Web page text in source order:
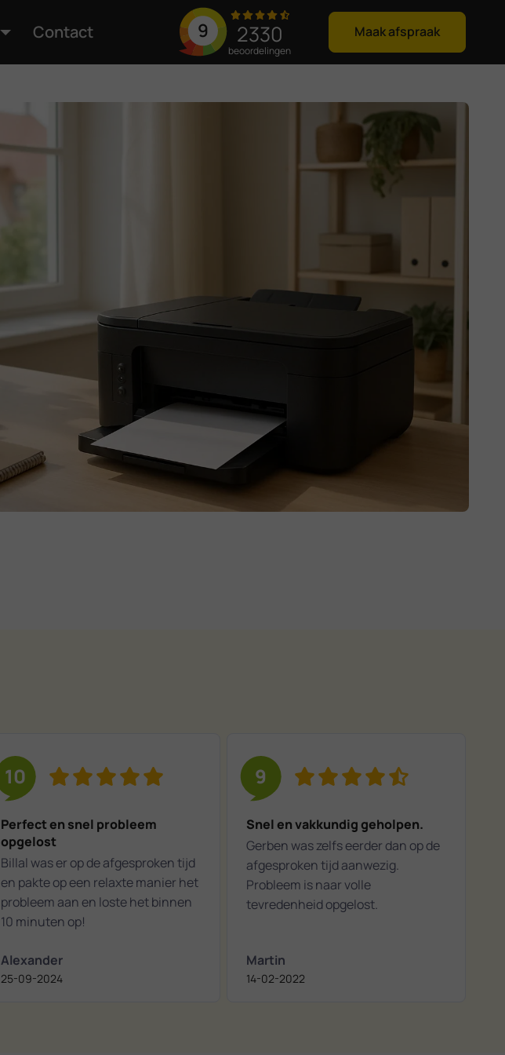
Contact 9 2330
beoordelingen
Maak afspraak
10
Perfect en snel probleem
opgelost
Billal was er op de afgesproken tijd
en pakte op een relaxte manier het
probleem aan en loste het binnen
10 minuten op!
Alexander
25-09-2024
9
Snel en vakkundig geholpen.
Gerben was zelfs eerder dan op de
afgesproken tijd aanwezig.
Probleem is naar volle
tevredenheid opgelost.
Martin
14-02-2022